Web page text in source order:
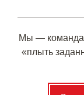
Мы — команда,
«плыть